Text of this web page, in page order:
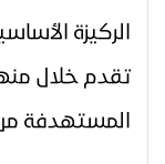
الركيزة
تقدم خلال
المستهدفة